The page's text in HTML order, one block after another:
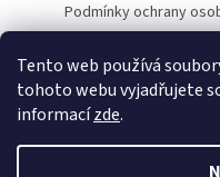
Tento web používá
tohoto webu vyjadřujete
informacízde.
Podmínky ochrany